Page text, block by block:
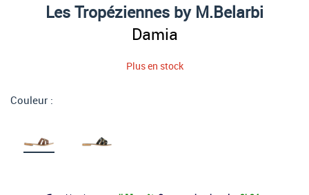
Les Tropéziennes by M.Belarbi
Damia
Plus en stock
Couleur :